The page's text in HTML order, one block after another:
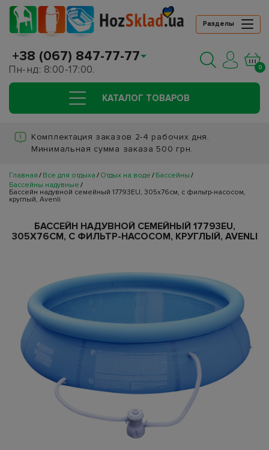
Разделы
+38 (067) 847-77-77
Пн-нд: 8:00-17:00. 0
КАТАЛОГ ТОВАРОВ
Комплектация заказов 2-4 рабочих дня.
Минимальная сумма заказа 500 грн.
Главная Все для отдыха Отдых на воде
Бассейны
Бассейны надувные
Бассейн надувной семейный 17793EU, 305х76см, с фильтр-насосом,
круглый, Avenli
БАССЕЙН НАДУВНОЙ СЕМЕЙНЫЙ 17793EU,
305Х76СМ, С ФИЛЬТР-НАСОСОМ, КРУГЛЫЙ, AVENLI